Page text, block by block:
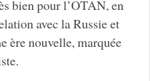
bien pour l’OTAN, en
avec la Russie et
ère nouvelle, marquée